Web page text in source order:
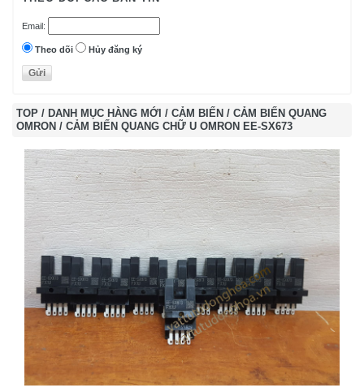
Email:
Theo dõi Hủy đăng ký
TOP / DANH MỤC HÀNG MỚI / CẢM BIẾN / CẢM BIẾN QUANG
OMRON / CẢM BIẾN QUANG CHỮ U OMRON EE-SX673